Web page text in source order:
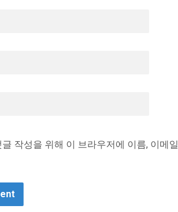
글 작성을 위해 이 브라우저에 이름, 이메